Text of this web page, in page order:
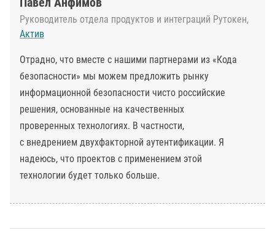
Руководитель отдела продуктов и интеграций Рутокен,
Актив
Отрадно, что вместе с нашими партнерами из «Кода
безопасности» мы можем предложить рынку
информационной безопасности чисто российские
решения, основанные на качественных
проверенных технологиях. В частности,
с внедрением двухфакторной аутентификации. Я
надеюсь, что проектов с применением этой
технологии будет только больше.